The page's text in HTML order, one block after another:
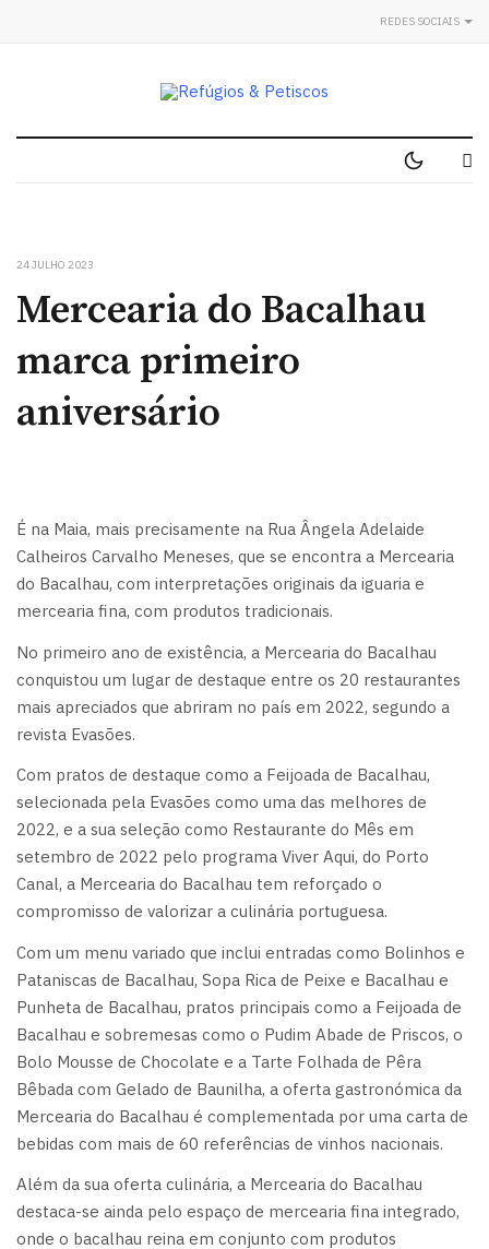
REDES SOCIAIS
24 JULHO 2023
Mercearia do Bacalhau
marca primeiro
aniversário
É na Maia, mais precisamente na Rua Ângela Adelaide
Calheiros Carvalho Meneses, que se encontra a Mercearia
do Bacalhau, com interpretações originais da iguaria e
mercearia fina, com produtos tradicionais.
No primeiro ano de existência, a Mercearia do Bacalhau
conquistou um lugar de destaque entre os 20 restaurantes
mais apreciados que abriram no país em 2022, segundo a
revista Evasões.
Com pratos de destaque como a Feijoada de Bacalhau,
selecionada pela Evasões como uma das melhores de
2022, e a sua seleção como Restaurante do Mês em
setembro de 2022 pelo programa Viver Aqui, do Porto
Canal, a Mercearia do Bacalhau tem reforçado o
compromisso de valorizar a culinária portuguesa.
Com um menu variado que inclui entradas como Bolinhos e
Pataniscas de Bacalhau, Sopa Rica de Peixe e Bacalhau e
Punheta de Bacalhau, pratos principais como a Feijoada de
Bacalhau e sobremesas como o Pudim Abade de Priscos, o
Bolo Mousse de Chocolate e a Tarte Folhada de Pêra
Bêbada com Gelado de Baunilha, a oferta gastronómica da
Mercearia do Bacalhau é complementada por uma carta de
bebidas com mais de 60 referências de vinhos nacionais.
Além da sua oferta culinária, a Mercearia do Bacalhau
destaca-se ainda pelo espaço de mercearia fina integrado,
onde o bacalhau reina em conjunto com produtos